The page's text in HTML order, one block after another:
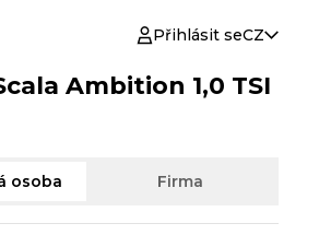
Přihlásit seCZ
Ambition 1,0 TSI
osoba Firma